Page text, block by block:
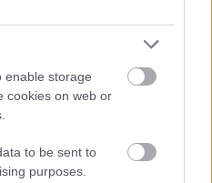
enable storage
cookies on web or
to be sent to
purposes.